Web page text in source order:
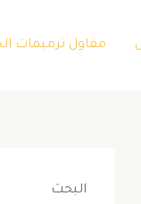
مقاول ترميمات
البحث